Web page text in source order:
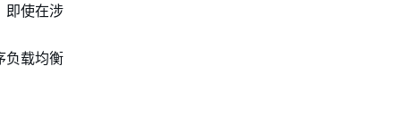
即使在涉
负载均衡